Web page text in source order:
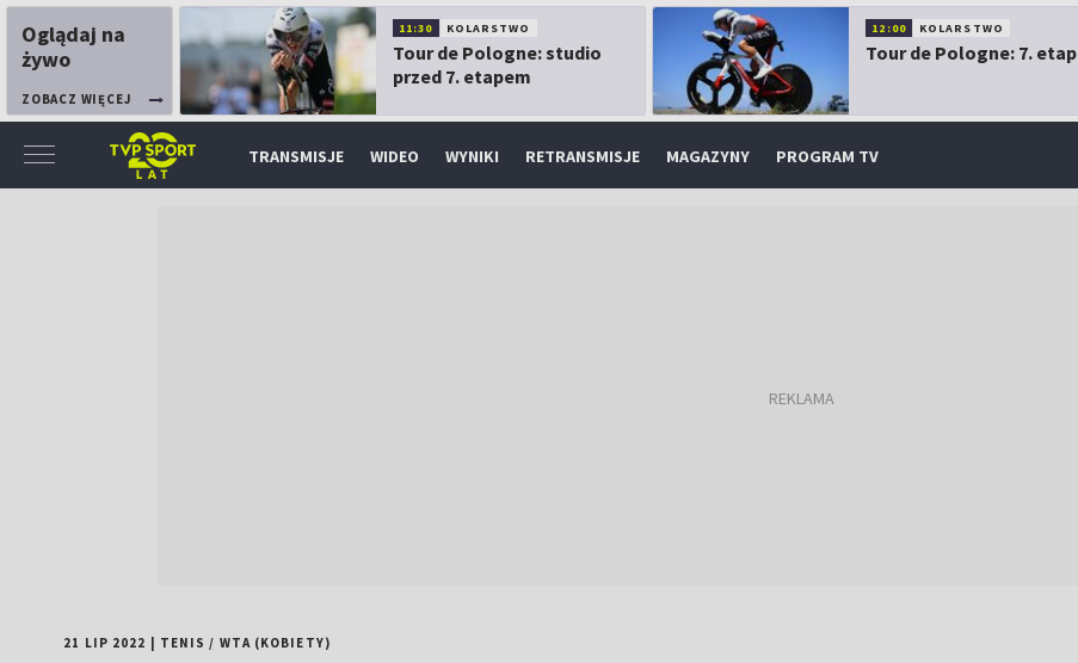
Oglądaj na
żywo
ZOBACZ WIĘCEJ
11:30 KOLARSTWO
Tour de Pologne: studio
przed 7. etapem
12:00 KOLARSTWO
Tour de Pologne: 7. etap
TRANSMISJE WIDEO WYNIKI RETRANSMISJE MAGAZYNY PROGRAM TV
21 LIP 2022 TENIS / WTA (KOBIETY)